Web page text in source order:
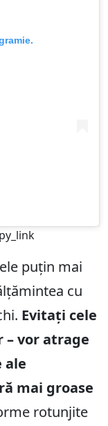
puțin mai
cu
Evitați cele
vor atrage
ale
mai groase
rotunjite